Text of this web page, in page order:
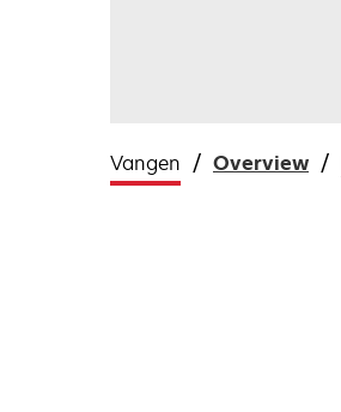
Vangen Overview